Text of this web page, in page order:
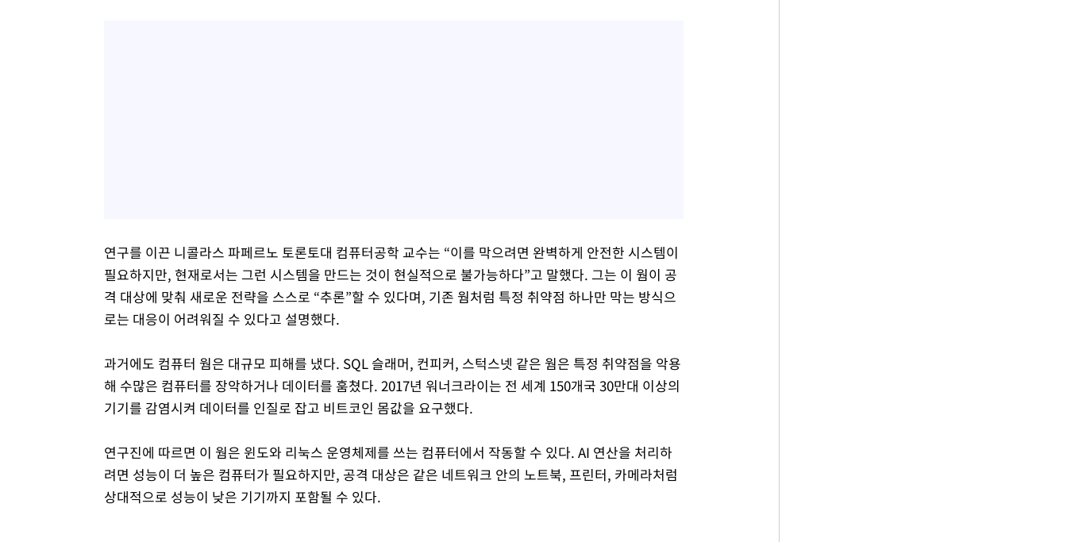
연구를 이끈 니콜라스 파페르노 토론토대 컴퓨터공학 교수는 “이를 막으려면 완벽하게 안전한 시스템이
필요하지만, 현재로서는 그런 시스템을 만드는 것이 현실적으로 불가능하다”고 말했다. 그는 이 웜이 공
격 대상에 맞춰 새로운 전략을 스스로 “추론”할 수 있다며, 기존 웜처럼 특정 취약점 하나만 막는 방식으
로는 대응이 어려워질 수 있다고 설명했다.
과거에도 컴퓨터 웜은 대규모 피해를 냈다. SQL 슬래머, 컨피커, 스턱스넷 같은 웜은 특정 취약점을 악용
해 수많은 컴퓨터를 장악하거나 데이터를 훔쳤다. 2017년 워너크라이는 전 세계 150개국 30만대 이상의
기기를 감염시켜 데이터를 인질로 잡고 비트코인 몸값을 요구했다.
연구진에 따르면 이 웜은 윈도와 리눅스 운영체제를 쓰는 컴퓨터에서 작동할 수 있다. AI 연산을 처리하
려면 성능이 더 높은 컴퓨터가 필요하지만, 공격 대상은 같은 네트워크 안의 노트북, 프린터, 카메라처럼
상대적으로 성능이 낮은 기기까지 포함될 수 있다.